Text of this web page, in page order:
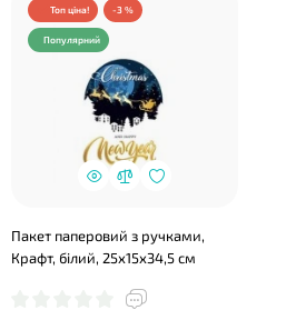
Топ ціна! -3 %
Популярний
Пакет паперовий з ручками,
Крафт, білий, 25х15х34,5 см